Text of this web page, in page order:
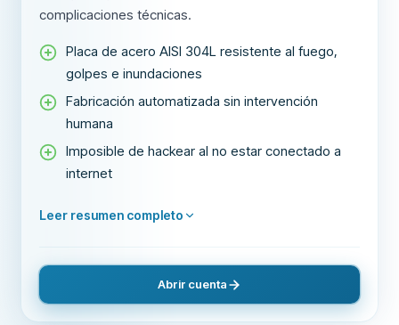
complicaciones técnicas.
Placa de acero AISI 304L resistente al fuego,
golpes e inundaciones
Fabricación automatizada sin intervención
humana
Imposible de hackear al no estar conectado a
internet
Leer resumen completo
Abrir cuenta